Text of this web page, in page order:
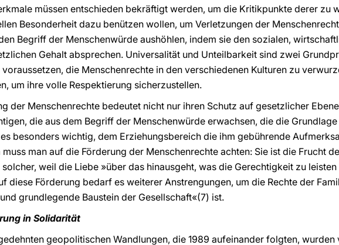
müssen entschieden bekräftigt werden, um die Kritikpunkte derer zu
Besonderheit dazu benützen wollen, um Verletzungen der
Begriff der Menschenwürde aushöhlen, indem sie den sozialen,
Gehalt absprechen. Universalität und Unteilbarkeit sind zwei
voraussetzen, die Menschenrechte in den verschiedenen Kulturen zu
um ihre volle Respektierung sicherzustellen.
der Menschenrechte bedeutet nicht nur ihren Schutz auf gesetzlicher
die aus dem Begriff der Menschenwürde erwachsen, die die
besonders wichtig, dem Erziehungsbereich die ihm gebührende
man auf die Förderung der Menschenrechte achten: Sie ist die Frucht
solcher, weil die Liebe »über das hinausgeht, was die Gerechtigkeit zu
diese Förderung bedarf es weiterer Anstrengungen, um die Rechte der
grundlegende Baustein der Gesellschaft«(7) ist.
in Solidarität
geopolitischen Wandlungen, die 1989 aufeinander folgten,